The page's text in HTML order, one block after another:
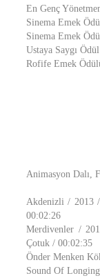
En Genç
Sinema Emek
Sinema Emek
Ustaya Saygı
Rofife Emek
Animasyon Dalı,
Akdenizli / 2013 /
00:02:26
Merdivenler /
Çotuk / 00:02:35
Önder Menken
Sound Of